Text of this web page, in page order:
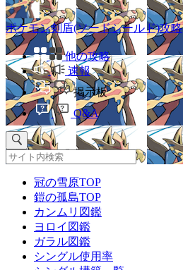
ポケモン剣盾(ソードシールド)攻略
他の攻略
速報
掲示板
Q&A
冠の雪原TOP
鎧の孤島TOP
カンムリ図鑑
ヨロイ図鑑
ガラル図鑑
シングル使用率